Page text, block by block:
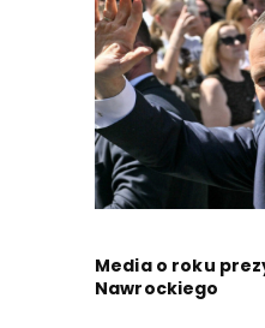
Media o roku
Nawrockiego